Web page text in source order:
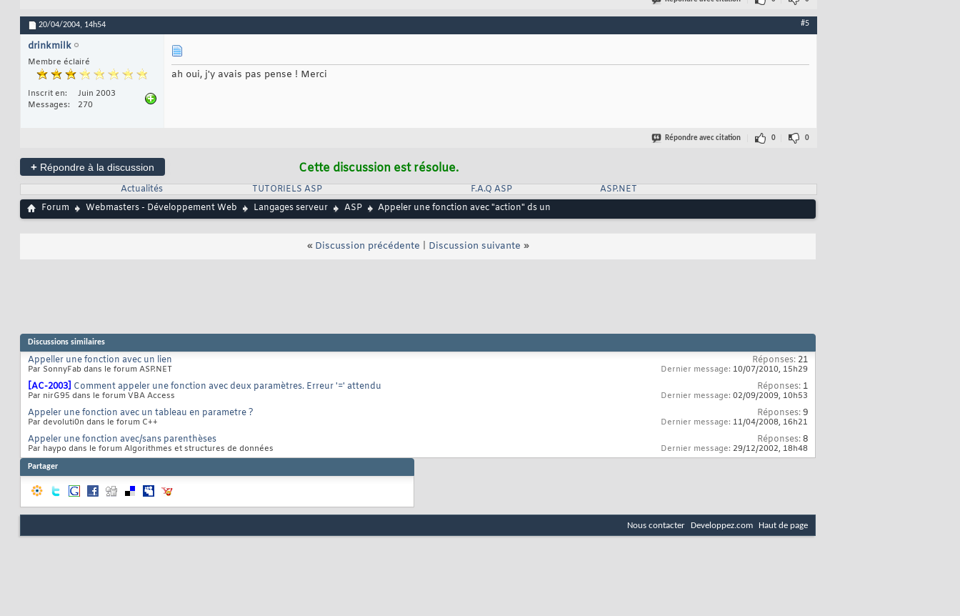
20/04/2004, 14h54 #5
drinkmilk
Membre éclairé
Inscrit en
Juin 2003
Messages
270
ah oui, j'y avais pas pense ! Merci
Répondre avec citation 0 0
+ Répondre à la discussion Cette discussion est résolue.
Actualités TUTORIELS ASP F.A.Q ASP
ASP.NET
Forum
Webmasters - Développement Web Langages serveur ASP Appeler une fonction avec "action" ds un
« Discussion précédente Discussion suivante »
Discussions similaires
Appeller une fonction avec un lien
Par SonnyFab dans le forum ASP.NET
Réponses: 21
Dernier message: 10/07/2010, 15h29
[AC-2003] Comment appeler une fonction avec deux paramètres. Erreur '=' attendu
Par nirG95 dans le forum VBA Access
Réponses: 1
Dernier message: 02/09/2009, 10h53
Appeler une fonction avec un tableau en parametre ?
Par devoluti0n dans le forum C++
Réponses:9
Dernier message: 11/04/2008, 16h21
Appeler une fonction avec/sans parenthèses
Par haypo dans le forum Algorithmes et structures de données
Réponses:8
Dernier message: 29/12/2002, 18h48
Partager
Nous contacter Developpez.com Haut de page